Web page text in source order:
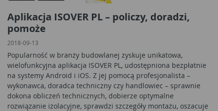
Aplikacja ISOVER PL – policzy, doradzi,
pomoże
2018-09-13
Popularność w branży budowlanej zyskuje unikatowa,
wielofunkcyjna aplikacja ISOVER PL, udostępniona bezpłatnie
na systemy Android i iOS. Z jej pomocą profesjonalista –
wykonawca, doradca techniczny czy handlowiec – sprawnie
dokona obliczeń technicznych, dobierze optymalne
rozwiązanie izolacyjne, sprawdzi szczegóły montażu, oszacuje